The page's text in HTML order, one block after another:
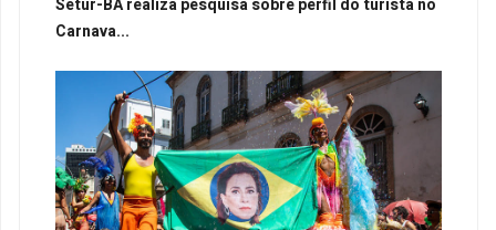
Setur-BA realiza pesquisa sobre perfil do turista no
Carnava...